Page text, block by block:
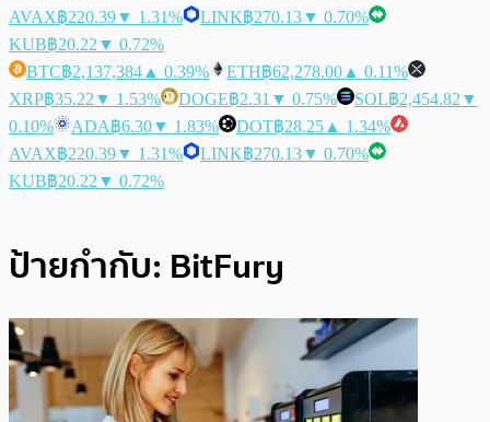
AVAX฿220.39▼ 1.31% LINK฿270.13▼ 0.70%
KUB฿20.22 ▼ 0.72%
BTC฿2,137,384 ▲ 0.39% ETH฿62,278.00 ▲ 0.11%
XRP฿35.22 ▼ 1.53% DOGE฿2.31 ▼ 0.75% SOL฿2,454.82 ▼
0.10%
ADA฿6.30▼ 1.83% DOT฿28.25 ▲ 1.34%
AVAX฿220.39▼ 1.31% LINK฿270.13▼ 0.70%
KUB฿20.22 ▼ 0.72%
ป้ายกำกับ: BitFury